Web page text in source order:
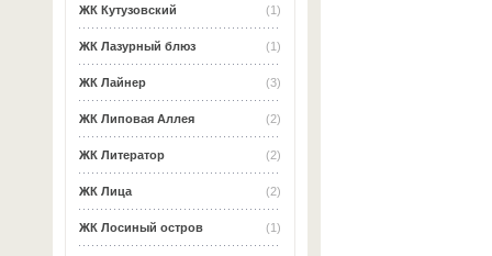
(1)
ЖК Кутузовский
(1)
ЖК Лазурный блюз
(3)
ЖК Лайнер
(2)
ЖК Липовая Аллея
(2)
ЖК Литератор
(2)
ЖК Лица
(1)
ЖК Лосиный остров